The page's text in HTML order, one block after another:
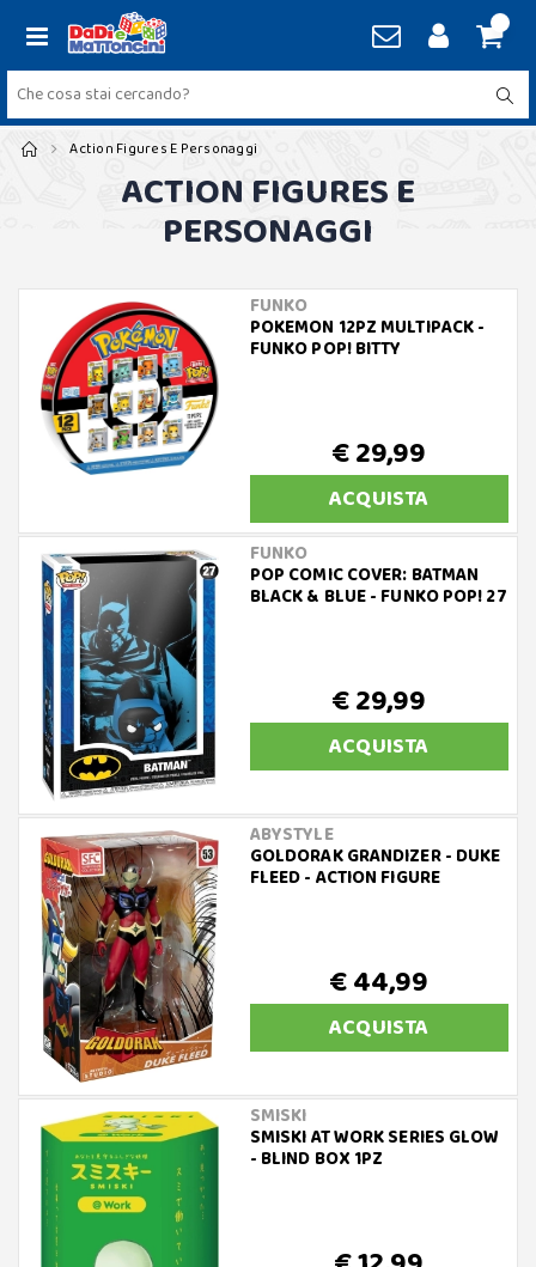
Action Figures E Personaggi
ACTION FIGURES E
PERSONAGGI
FUNKO
POKEMON 12PZ MULTIPACK -
FUNKO POP! BITTY
€ 29,99
ACQUISTA
FUNKO
POP COMIC COVER: BATMAN
BLACK & BLUE - FUNKO POP! 27
€ 29,99
ACQUISTA
ABYSTYLE
GOLDORAK GRANDIZER - DUKE
FLEED - ACTION FIGURE
€ 44,99
ACQUISTA
SMISKI
SMISKI AT WORK SERIES GLOW
- BLIND BOX 1PZ